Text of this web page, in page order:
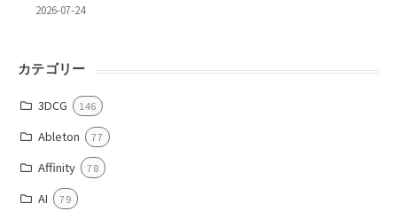
2026-07-24
カテゴリー
3DCG 146
Ableton 77
Affinity 78
AI 79